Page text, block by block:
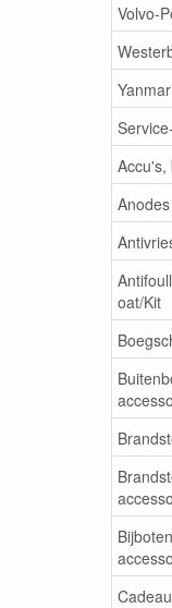
Volvo-
Accu's,
Anodes
oat/Kit